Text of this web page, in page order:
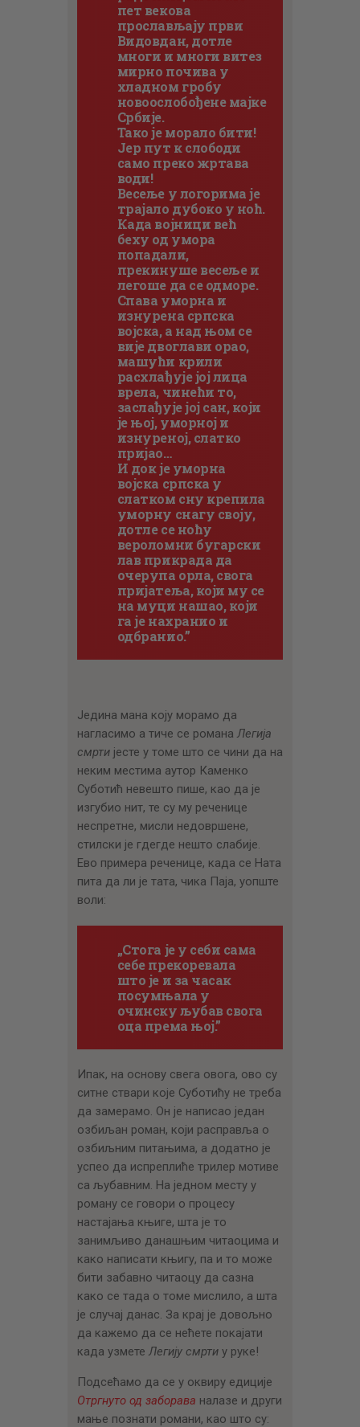
пет векова
прослављају први
Видовдан, дотле
многи и многи витез
мирно почива у
хладном гробу
новоослобођене мајке
Србије.
Тако је морало бити!
Јер пут к слободи
само преко жртава
води!
Весеље у логорима је
трајало дубоко у ноћ.
Када војници већ
беху од умора
попадали,
прекинуше весеље и
легоше да се одморе.
Спава уморна и
изнурена српска
војска, а над њом се
вије двоглави орао,
машући крили
расхлађује јој лица
врела, чинећи то,
заслађује јој сан, који
је њој, уморној и
изнуреној, слатко
пријао…
И док је уморна
војска српска у
слатком сну крепила
уморну снагу своју,
дотле се ноћу
вероломни бугарски
лав прикрада да
очерупа орла, свога
пријатеља, који му се
на муци нашао, који
га је нахранио и
одбранио.”
Једина мана коју морамо да
нагласимо а тиче се романа Легија
смртијесте у томе што се чини да на
неким местима аутор Каменко
Суботић невешто пише, као да је
изгубио нит, те су му реченице
неспретне, мисли недовршене,
стилски је гдегде нешто слабије.
Ево примера реченице, када се Ната
пита да ли је тата, чика Паја, уопште
воли:
„Стога је у себи сама
себе прекоревала
што је и за часак
посумњала у
очинску љубав свога
оца према њој.”
Ипак, на основу свега овога, ово су
ситне ствари које Суботићу не треба
да замерамо. Он је написао један
озбиљан роман, који расправља о
озбиљним питањима, а додатно је
успео да испреплиће трилер мотиве
са љубавним. На једном месту у
роману се говори о процесу
настајања књиге, шта је то
занимљиво данашњим читаоцима и
како написати књигу, па и то може
бити забавно читаоцу да сазна
како се тада о томе мислило, а шта
је случај данас. За крај је довољно
да кажемо да се нећете покајати
када узмете Легију смртиу руке!
Подсећамо да се у оквиру едиције
Отргнуто од заборава налазе и други
мање познати романи, као што су: